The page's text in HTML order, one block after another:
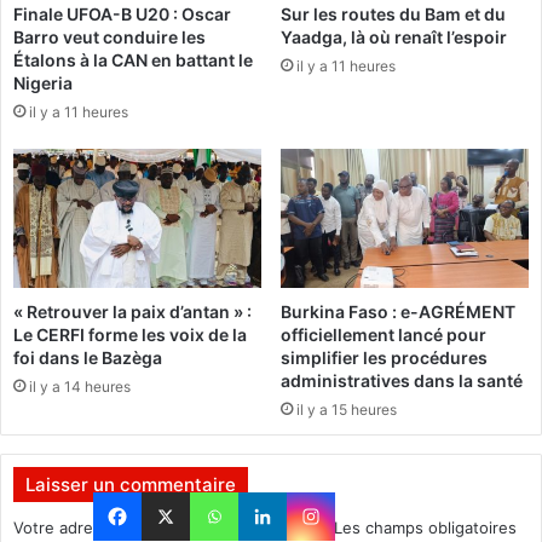
h
o
t
o
a
e
c
l
e
C
a
p
i
t
a
e
b
l
a
c
r
é
t
i
v
i
t
p
o
t
é
s
o
Finale UFOA-B U20 : Oscar
Barro veut conduire les
Étalons à la CAN en battant le
Nigeria
il y a 11 heures
Sur les routes du Bam et du
Yaadga, là où renaît l’espoir
il y a 11 heures
« Retrouver la paix d’antan » :
Le CERFI forme les voix de la
foi dans le Bazèga
il y a 14 heures
Burkina Faso : e-AGRÉMENT
officiellement lancé pour
simplifier les procédures
administratives dans la santé
il y a 15 heures
Laisser un commentaire
Votre adresse e-mail ne sera pas publiée. Les champs obligatoires